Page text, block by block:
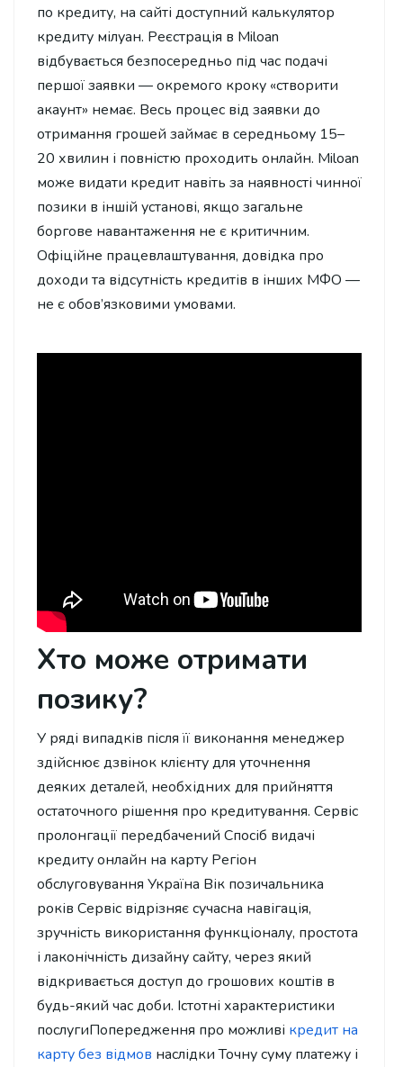
по кредиту, на сайті доступний калькулятор
кредиту мілуан. Реєстрація в Miloan
відбувається безпосередньо під час подачі
першої заявки — окремого кроку «створити
акаунт» немає. Весь процес від заявки до
отримання грошей займає в середньому 15–
20 хвилин і повністю проходить онлайн. Miloan
може видати кредит навіть за наявності чинної
позики в іншій установі, якщо загальне
боргове навантаження не є критичним.
Офіційне працевлаштування, довідка про
доходи та відсутність кредитів в інших МФО —
не є обов’язковими умовами.
Хто може отримати
позику?
У ряді випадків після її виконання менеджер
здійснює дзвінок клієнту для уточнення
деяких деталей, необхідних для прийняття
остаточного рішення про кредитування. Сервіс
пролонгації передбачений Спосіб видачі
кредиту онлайн на карту Регіон
обслуговування Україна Вік позичальника
років Сервіс відрізняє сучасна навігація,
зручність використання функціоналу, простота
і лаконічність дизайну сайту, через який
відкривається доступ до грошових коштів в
будь-який час доби. Істотні характеристики
послугиПопередження про можливі кредит на
карту без відмов наслідки Точну суму платежу і